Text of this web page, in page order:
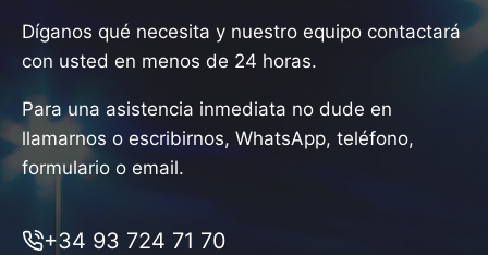
Díganos qué necesita y nuestro equipo contactará
con usted en menos de 24 horas.
Para una asistencia inmediata no dude en
llamarnos o escribirnos, WhatsApp, teléfono,
formulario o email.
+34 93 724 71 70